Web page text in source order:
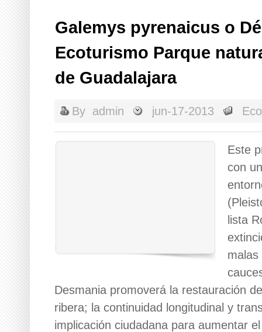
Galemys pyrenaicus o
Ecoturismo Parque
de Guadalajara
By admin jun-17-2013
Este
con
lista
malas
Desmania promoverá la restauración
ribera; la continuidad longitudinal y
implicación ciudadana para aumentar